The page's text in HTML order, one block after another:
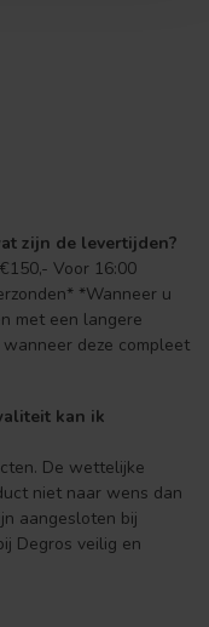
zijn de levertijden?
Voor 16:00
*Wanneer u
met een langere
deze compleet
kan ik
De wettelijke
niet naar wens dan
aangesloten bij
Degros veilig en